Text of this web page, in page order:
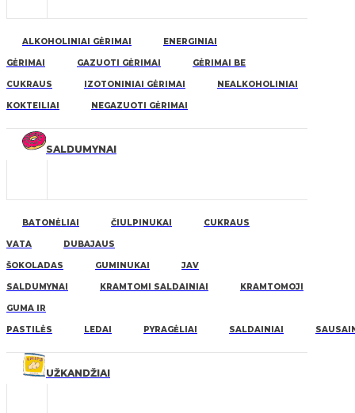
ALKOHOLINIAI GĖRIMAI ENERGINIAI
GĖRIMAI GAZUOTI GĖRIMAI GĖRIMAI BE
CUKRAUS IZOTONINIAI GĖRIMAI NEALKOHOLINIAI
KOKTEILIAI NEGAZUOTI GĖRIMAI
SALDUMYNAI
BATONĖLIAI ČIULPINUKAI CUKRAUS
VATA DUBAJAUS
ŠOKOLADAS GUMINUKAI JAV
SALDUMYNAI KRAMTOMI SALDAINIAI KRAMTOMOJI
GUMA IR
PASTILĖS LEDAI PYRAGĖLIAI SALDAINIAI
UŽKANDŽIAI